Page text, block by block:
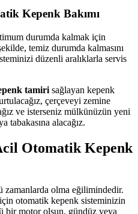
Kepenk Bakımı
durumda kalmak için
temiz durumda kalmasını
düzenli aralıklarla servis
tamiri sağlayan kepenk
çerçeveyi zemine
ve isterseniz mülkünüzün yeni
tabakasına alacağız.
Otomatik Kepenk
olma eğilimindedir.
otomatik kepenk sisteminizin
bir motor olsun, gündüz veya